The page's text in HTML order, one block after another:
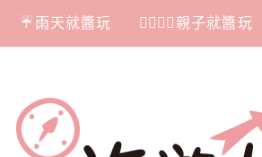
☔雨天就醬玩 👩‍❤‍💋‍👨親子就醬玩